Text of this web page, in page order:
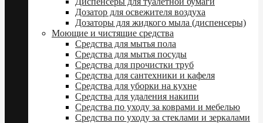
Дозатор для освежителя воздуха
Дозаторы для жидкого мыла (диспенсеры)
Моющие и чистящие средства
Средства для мытья пола
Средства для мытья посуды
Средства для прочистки труб
Средства для сантехники и кафеля
Средства для уборки на кухне
Средства для удаления накипи
Средства по уходу за коврами и мебелью
Средства по уходу за стеклами и зеркалами